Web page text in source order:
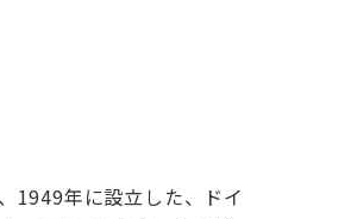
1949年に設立した、ドイ